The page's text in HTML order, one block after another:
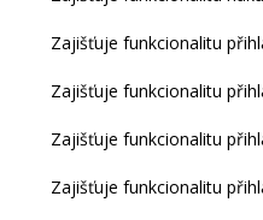
Zajišťuje funkcionalitu
Zajišťuje funkcionalitu
Zajišťuje funkcionalitu
Zajišťuje funkcionalitu